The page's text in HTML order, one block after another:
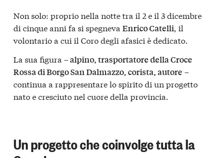
Non solo: proprio nella notte tra il 2 e il 3 dicembre
di cinque anni fa si spegneva Enrico Catelli, il
volontario a cui il Coro degli afasici è dedicato.
La sua figura –alpino, trasportatore della Croce
Rossa di Borgo San Dalmazzo, corista, autore –
continua a rappresentare lo spirito di un progetto
nato e cresciuto nel cuore della provincia.
Un progetto che coinvolge tutta la